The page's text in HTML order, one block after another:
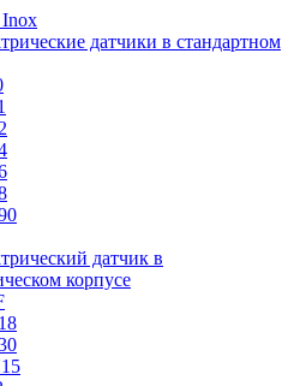
датчики в стандартном
датчик в
корпусе